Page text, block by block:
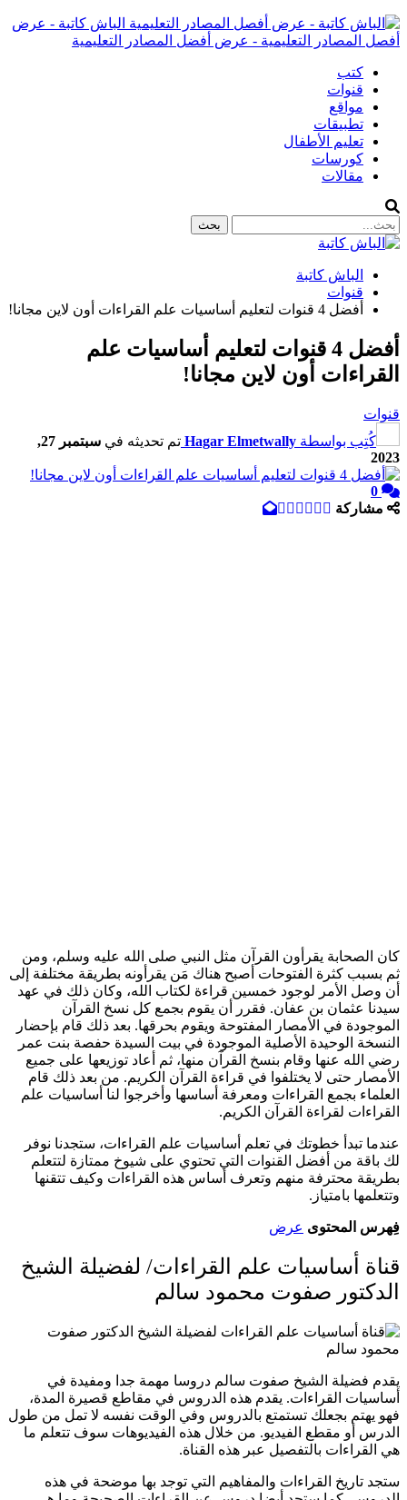
الباش كاتبة - عرض
أفصل المصادر التعليمية - عرض أفضل المصادر التعليمية
كتب
قنوات
مواقع
تطبيقات
تعليم الأطفال
كورسات
مقالات
الباش كاتبة
قنوات
أفضل 4 قنوات لتعليم أساسيات علم القراءات أون لاين مجانا!
أفضل 4 قنوات لتعليم أساسيات علم
القراءات أون لاين مجانا!
قنوات
كُتِب بواسطة Hagar Elmetwally تم تحديثه في
سبتمبر 27,
2023
0
مشاركة
كان الصحابة يقرأون القرآن مثل النبي صلى الله عليه وسلم، ومن
ثم بسبب كثرة الفتوحات أصبح هناك مَن يقرأونه بطريقة مختلفة إلى
أن وصل الأمر لوجود خمسين قراءة لكتاب الله، وكان ذلك في عهد
سيدنا عثمان بن عفان. فقرر أن يقوم بجمع كل نسخ القرآن
الموجودة في الأمصار المفتوحة ويقوم بحرقها. بعد ذلك قام بإحضار
النسخة الوحيدة الأصلية الموجودة في بيت السيدة حفصة بنت عمر
رضي الله عنها وقام بنسخ القرآن منها، ثم أعاد توزيعها على جميع
الأمصار حتى لا يختلفوا في قراءة القرآن الكريم. من بعد ذلك قام
العلماء بجمع القراءات ومعرفة أساسها وأخرجوا لنا أساسيات علم
القراءات لقراءة القرآن الكريم.
عندما تبدأ خطوتك في تعلم أساسيات علم القراءات، ستجدنا نوفر
لك باقة من أفضل القنوات التي تحتوي على شيوخ ممتازة لتتعلم
بطريقة محترفة منهم وتعرف أساس هذه القراءات وكيف تتقنها
وتتعلمها بامتياز.
فِهرس المحتوى عرض
قناة أساسيات علم القراءات/ لفضيلة الشيخ
الدكتور صفوت محمود سالم
يقدم فضيلة الشيخ صفوت سالم دروسا مهمة جدا ومفيدة في
أساسيات القراءات. يقدم هذه الدروس في مقاطع قصيرة المدة،
فهو يهتم بجعلك تستمتع بالدروس وفي الوقت نفسه لا تمل من طول
الدرس أو مقطع الفيديو. من خلال هذه الفيديوهات سوف تتعلم ما
هي القراءات بالتفصيل عبر هذه القناة.
ستجد تاريخ القراءات والمفاهيم التي توجد بها موضحة في هذه